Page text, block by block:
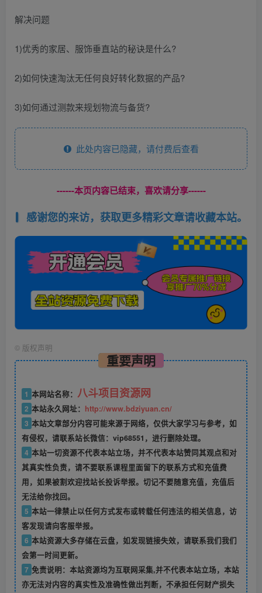
解决问题
1)优秀的家居、服饰垂直站的秘诀是什么?
2)如何快速淘汰无任何良好转化数据的产品?
3)如何通过测款来规划物流与备货?
此处内容已隐藏，请付费后查看
------本页内容已结束，喜欢请分享------
感谢您的来访，获取更多精彩文章请收藏本站。
© 版权声明
重要声明
1 本网站名称： 八斗项目资源网
2 本站永久网址： http://www.bdziyuan.cn/
3 本站文章部分内容可能来源于网络，仅供大家学习与参考，如
有侵权，请联系站长微信：vip68551，进行删除处理。
4 本站一切资源不代表本站立场，并不代表本站赞同其观点和对
其真实性负责，请不要联系课程里面留下的联系方式和充值费
用，如果被割欢迎找站长投诉举报。切记不要随意充值，充值后
无法给你找回。
5 本站一律禁止以任何方式发布或转载任何违法的相关信息，访
客发现请向客服举报。
6 本站资源大多存储在云盘，如发现链接失效，请联系我们我们
会第一时间更新。
7 免责说明：本站资源均为互联网采集,并不代表本站立场，本站
亦无法对内容的真实性及准确性做出判断，不承担任何财产损失